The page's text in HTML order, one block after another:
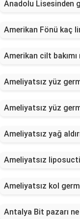
Anadolu Lisesinden
Amerikan Fönü kaç
Amerikan cilt
Ameliyatsız yüz
Ameliyatsız yüz
Ameliyatsız yağ
Ameliyatsız
Ameliyatsız kol
Antalya Bit pazarı